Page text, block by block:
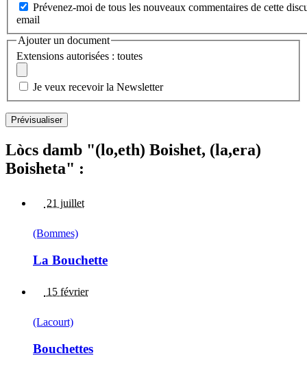
Prévenez-moi de tous les nouveaux commentaires de cette
email
Ajouter un document
Extensions autorisées : toutes
Je veux recevoir la Newsletter
Lòcs damb "(lo,eth) Boishet, (la,era)
Boisheta" :
21 juillet
(Bommes)
La Bouchette
15 février
(Lacourt)
Bouchettes